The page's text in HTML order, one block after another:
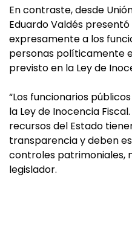
En contraste, desde
Eduardo Valdés
expresamente a los
personas políticamente
previsto en la Ley de
“Los funcionarios
la Ley de Inocencia
recursos del Estado
transparencia y deben
controles patrimoniales,
legislador.